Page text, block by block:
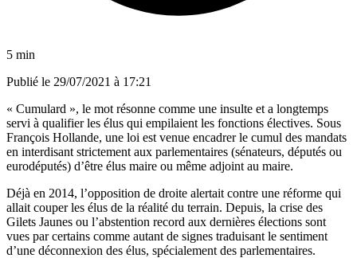
5 min
Publié le 29/07/2021 à 17:21
« Cumulard », le mot résonne comme une insulte et a longtemps
servi à qualifier les élus qui empilaient les fonctions électives. Sous
François Hollande, une loi est venue encadrer le cumul des mandats
en interdisant strictement aux parlementaires (sénateurs, députés ou
eurodéputés) d’être élus maire ou même adjoint au maire.
Déjà en 2014, l’opposition de droite alertait contre une réforme qui
allait couper les élus de la réalité du terrain. Depuis, la crise des
Gilets Jaunes ou l’abstention record aux dernières élections sont
vues par certains comme autant de signes traduisant le sentiment
d’une déconnexion des élus, spécialement des parlementaires.